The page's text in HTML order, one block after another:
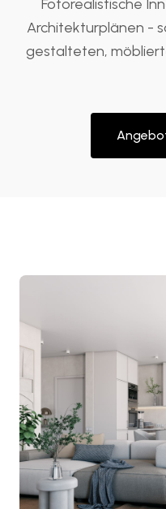
Fotorealistische
Architekturplänen -
gestalteten,